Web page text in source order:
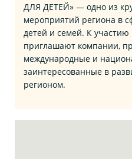
ДЛЯ ДЕТЕЙ» — одно из
мероприятий региона в
детей и семей. К участию
приглашают компании,
международные и
заинтересованные в
регионом.